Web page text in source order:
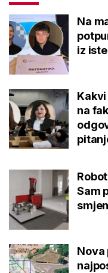
Na
iz
na
Sam
Nova